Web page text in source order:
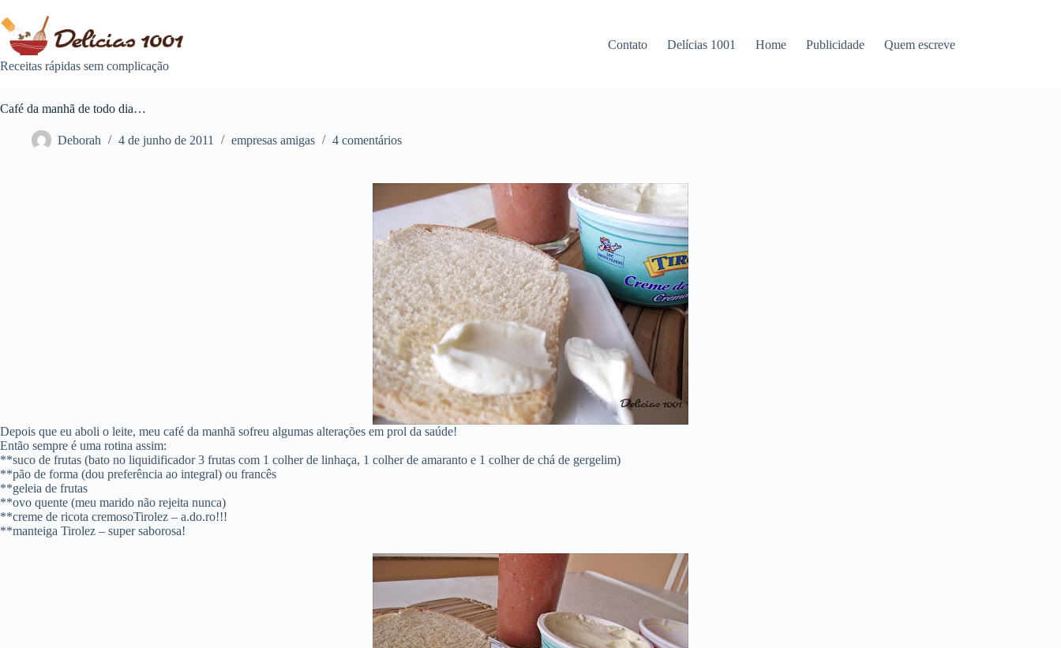
para
conteúdo
Receitas rápidas sem complicação
Contato Delícias 1001 Home Publicidade Quem escreve
Café da manhã de todo dia…
Deborah 4 de junho de 2011 empresas amigas 4 comentários
Depois que eu aboli o leite, meu café da manhã sofreu algumas alterações em prol da saúde!
Então sempre é uma rotina assim:
**suco de frutas (bato no liquidificador 3 frutas com 1 colher de linhaça, 1 colher de amaranto e 1 colher de chá de gergelim)
**pão de forma (dou preferência ao integral) ou francês
**geleia de frutas
**ovo quente (meu marido não rejeita nunca)
**creme de ricota cremosoTirolez – a.do.ro!!!
**manteiga Tirolez – super saborosa!